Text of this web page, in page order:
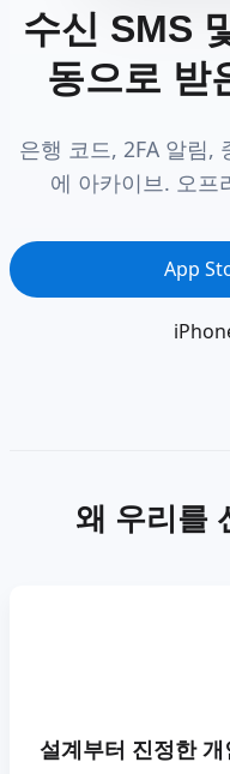
수신 SMS
동으로 받
은행 코드, 2FA 알림,
에 아카이브. 오프
App
왜 우리를
설계부터 진정한 개